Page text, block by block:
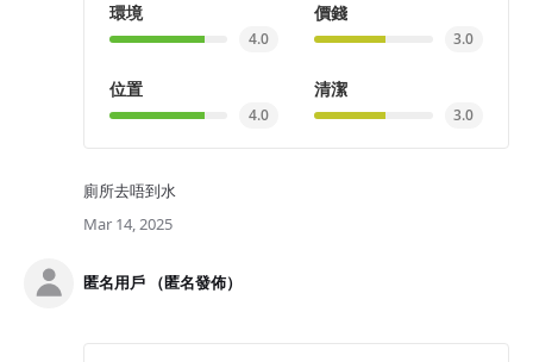
環境
4.0
價錢
3.0
位置
4.0
清潔
3.0
廁所去唔到水
Mar 14, 2025
匿名用戶 （匿名發佈）